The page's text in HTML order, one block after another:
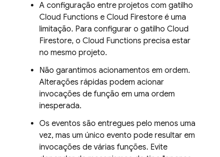
A configuração entre projetos com gatilho
Cloud Functions e Cloud Firestore é uma
limitação. Para configurar o gatilho Cloud
Firestore, o Cloud Functions precisa estar
no mesmo projeto.
Não garantimos acionamentos em ordem.
Alterações rápidas podem acionar
invocações de função em uma ordem
inesperada.
Os eventos são entregues pelo menos uma
vez, mas um único evento pode resultar em
invocações de várias funções. Evite